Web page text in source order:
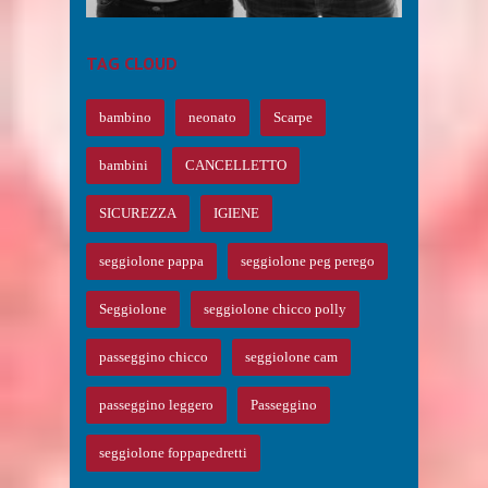
TAG CLOUD
bambino neonato Scarpe
bambini CANCELLETTO
SICUREZZA IGIENE
seggiolone pappa seggiolone peg perego
Seggiolone seggiolone chicco polly
passeggino chicco seggiolone cam
passeggino leggero Passeggino
seggiolone foppapedretti